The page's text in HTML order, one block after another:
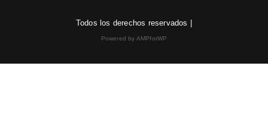
Todos los derechos reservados |
Powered by AMPforWP